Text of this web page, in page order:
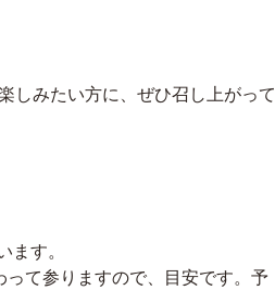
しみたい方に、ぜひ召し上がって
す。
て参りますので、目安です。予